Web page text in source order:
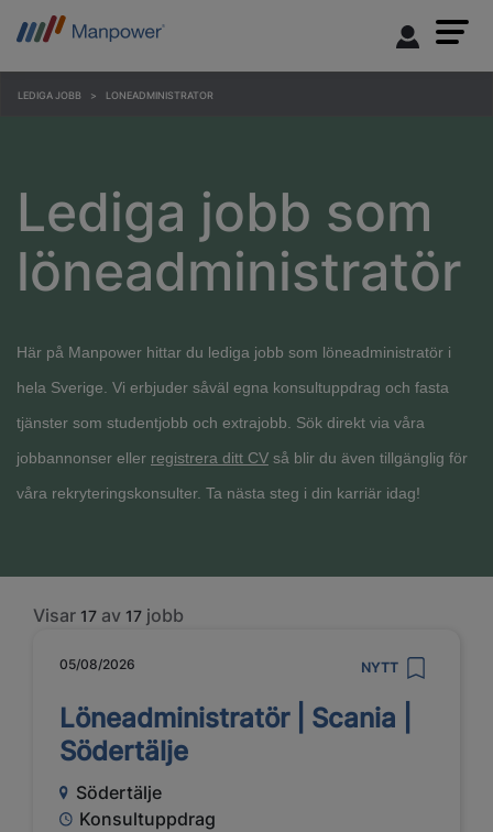
LEDIGA JOBB LONEADMINISTRATOR
Lediga jobb som
löneadministratör
Här på Manpower hittar du lediga jobb som löneadministratör i
hela Sverige. Vi erbjuder såväl egna konsultuppdrag och fasta
tjänster som studentjobb och extrajobb. Sök direkt via våra
jobbannonser eller registrera ditt CV så blir du även tillgänglig för
våra rekryteringskonsulter. Ta nästa steg i din karriär idag!
Visar 17 av 17 jobb
05/08/2026 NYTT
Löneadministratör | Scania |
Södertälje
Södertälje
Konsultuppdrag